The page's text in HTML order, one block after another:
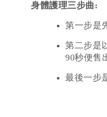
身體護理三步曲:
第一步是
第二步是
90秒便售
最後一步